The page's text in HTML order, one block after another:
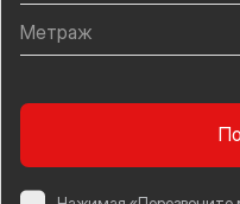
Метраж